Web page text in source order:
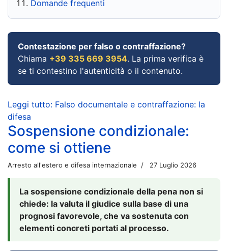
Domande frequenti
Contestazione per falso o contraffazione?
Chiama +39 335 669 3954. La prima verifica è
se ti contestino l'autenticità o il contenuto.
Leggi tutto: Falso documentale e contraffazione: la
difesa
Sospensione condizionale:
come si ottiene
Arresto all'estero e difesa internazionale 27 Luglio 2026
La sospensione condizionale della pena non si
chiede: la valuta il giudice sulla base di una
prognosi favorevole, che va sostenuta con
elementi concreti portati al processo.